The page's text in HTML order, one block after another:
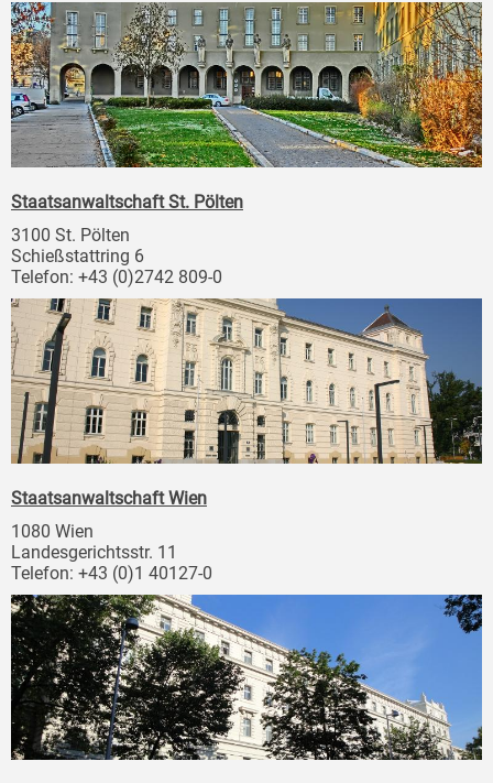
Staatsanwaltschaft St. Pölten
3100 St. Pölten
Schießstattring 6
Telefon: +43 (0)2742 809-0
Staatsanwaltschaft Wien
1080 Wien
Landesgerichtsstr. 11
Telefon: +43 (0)1 40127-0